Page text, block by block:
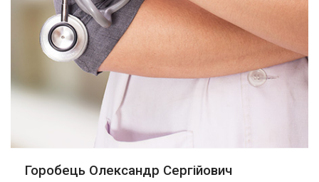
Горобець Олександр Сергійович